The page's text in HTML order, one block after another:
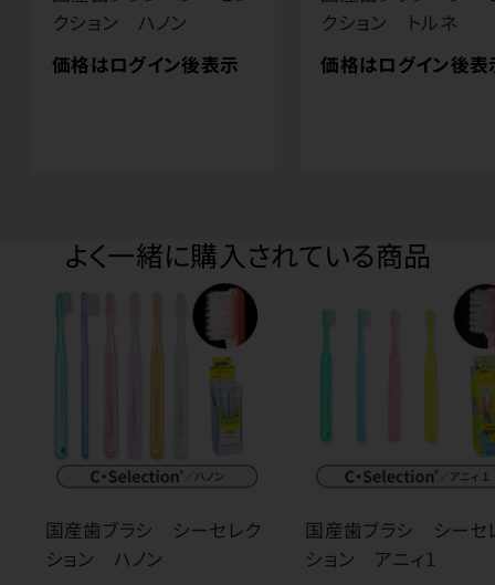
クション ハノン
価格はログイン後表示
クション トルネ
価格はログイン後表
よく一緒に購入されている商品
国産歯ブラシ シーセレク
ション ハノン
国産歯ブラシ シーセ
ション アニィ1